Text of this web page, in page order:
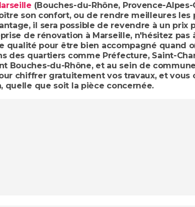
(Bouches-du-Rhône, Provence-
son confort, ou de rendre meilleures les
il sera possible de revendre à un prix
de rénovation à Marseille, n'hésitez pas
qualité pour être bien accompagné quand
des quartiers comme Préfecture, Saint-
du-Rhône, et au sein de
chiffrer gratuitement vos travaux, et vous
quelle que soit la pièce concernée.